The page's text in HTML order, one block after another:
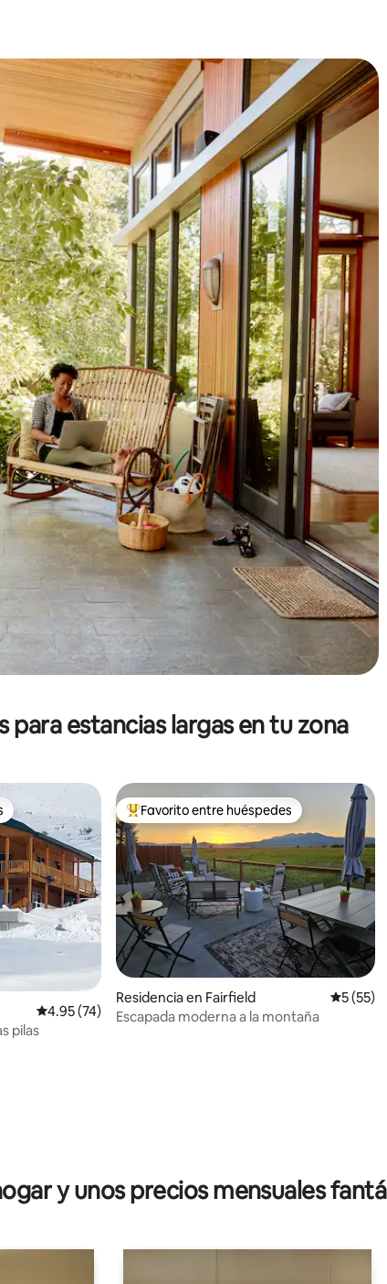
teclas de las flechas hacia arriba y hacia abajo, o bien tocando
para estancias largas en tu zona
Calificación promedio: 4.95 de 5; 74 evaluaciones
4.95 (74)
pilas
De los mejores en Favorito entre huéspedes
Favorito entre huéspedes
Residencia en Fairfield
5 (55)
Escapada moderna a la montaña
y unos precios mensuales